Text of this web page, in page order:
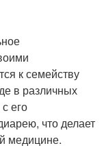
к семейству
в различных
его
что делает
медицине.